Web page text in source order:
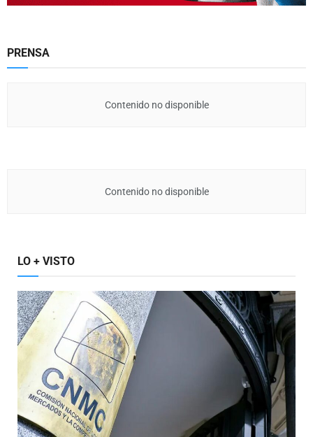
PRENSA
Contenido no disponible
Contenido no disponible
LO + VISTO